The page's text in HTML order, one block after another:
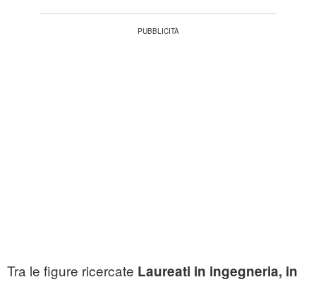
Tra le figure ricercate Laureati in ingegneria, in